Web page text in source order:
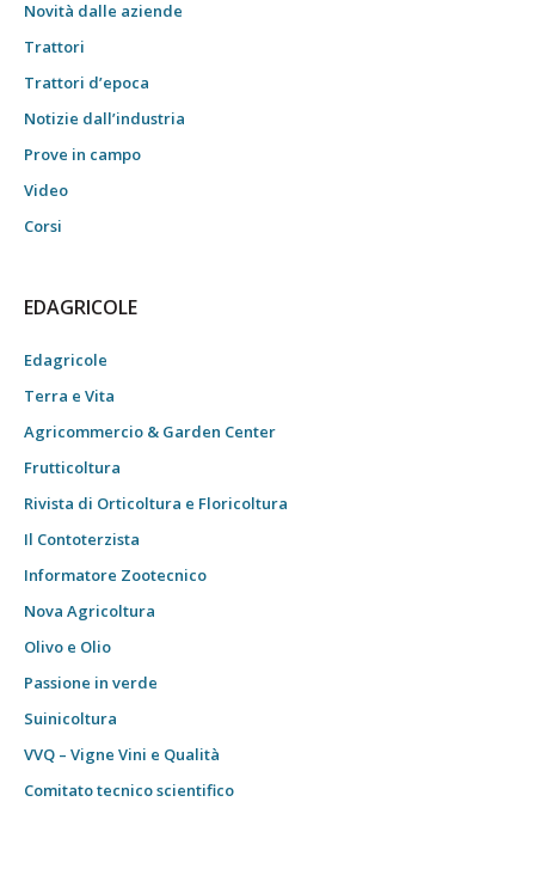
Novità dalle aziende
Trattori
Trattori d’epoca
Notizie dall’industria
Prove in campo
Video
Corsi
EDAGRICOLE
Edagricole
Terra e Vita
Agricommercio & Garden Center
Frutticoltura
Rivista di Orticoltura e Floricoltura
Il Contoterzista
Informatore Zootecnico
Nova Agricoltura
Olivo e Olio
Passione in verde
Suinicoltura
VVQ – Vigne Vini e Qualità
Comitato tecnico scientifico